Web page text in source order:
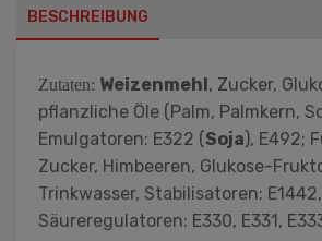
BESCHREIBUNG
Zutaten: Weizenmehl, Zucker,
pflanzliche Öle (Palm, Palmkern,
Emulgatoren: E322 (Soja), E492;
Zucker, Himbeeren, Glukose-
Trinkwasser, Stabilisatoren:
Säureregulatoren: E330, E331,